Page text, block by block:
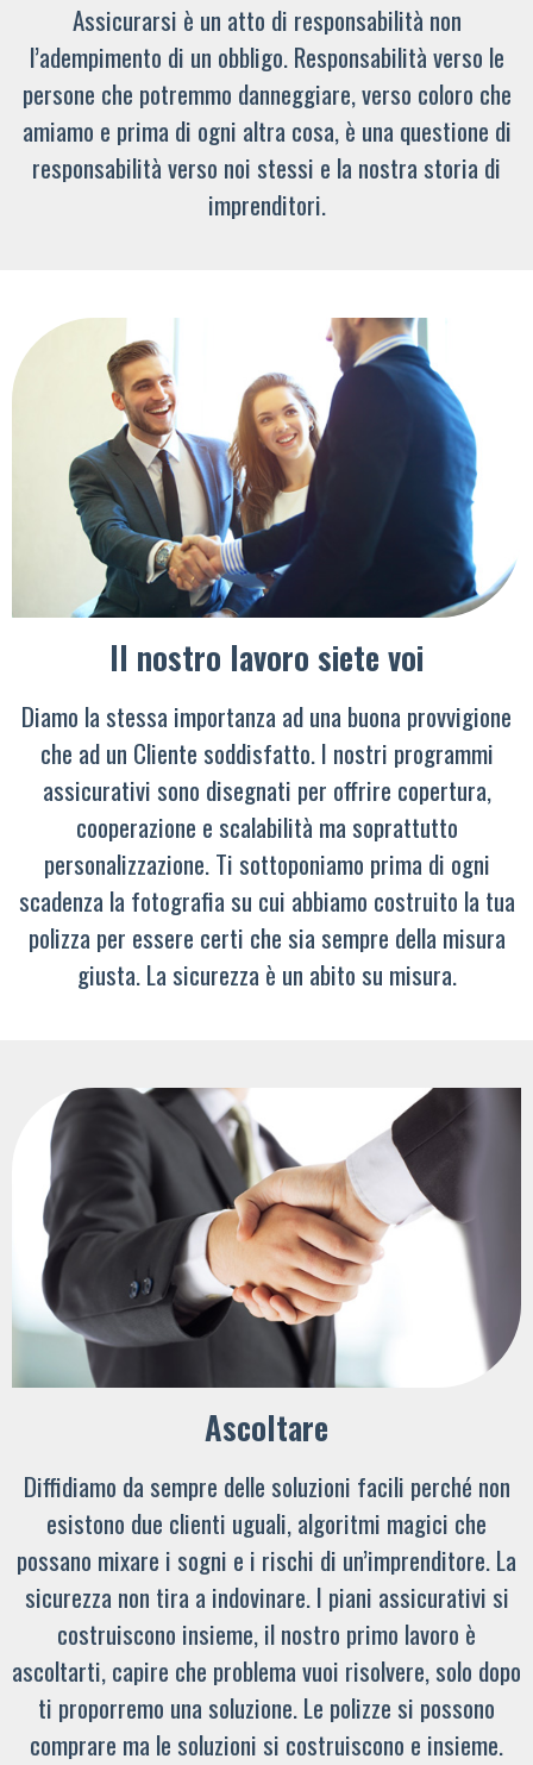
Assicurarsi è un atto di responsabilità non
l’adempimento di un obbligo. Responsabilità verso le
persone che potremmo danneggiare, verso coloro che
amiamo e prima di ogni altra cosa, è una questione di
responsabilità verso noi stessi e la nostra storia di
imprenditori.
Il nostro lavoro siete voi
Diamo la stessa importanza ad una buona provvigione
che ad un Cliente soddisfatto. I nostri programmi
assicurativi sono disegnati per offrire copertura,
cooperazione e scalabilità ma soprattutto
personalizzazione. Ti sottoponiamo prima di ogni
scadenza la fotografia su cui abbiamo costruito la tua
polizza per essere certi che sia sempre della misura
giusta. La sicurezza è un abito su misura.
Ascoltare
Diffidiamo da sempre delle soluzioni facili perché non
esistono due clienti uguali, algoritmi magici che
possano mixare i sogni e i rischi di un’imprenditore. La
sicurezza non tira a indovinare. I piani assicurativi si
costruiscono insieme, il nostro primo lavoro è
ascoltarti, capire che problema vuoi risolvere, solo dopo
ti proporremo una soluzione. Le polizze si possono
comprare ma le soluzioni si costruiscono e insieme.